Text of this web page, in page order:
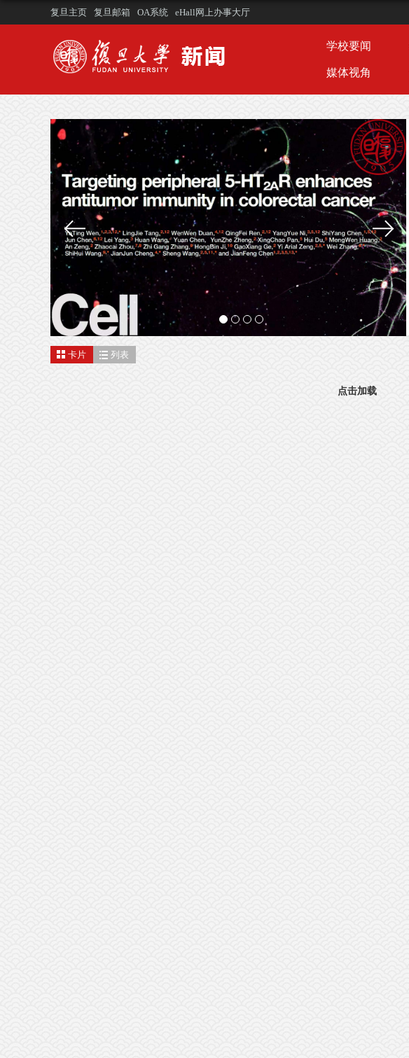
复旦主页 复旦邮箱 OA系统 eHall网上办事大厅
学校要闻
媒体视角
卡片 列表
点击加载